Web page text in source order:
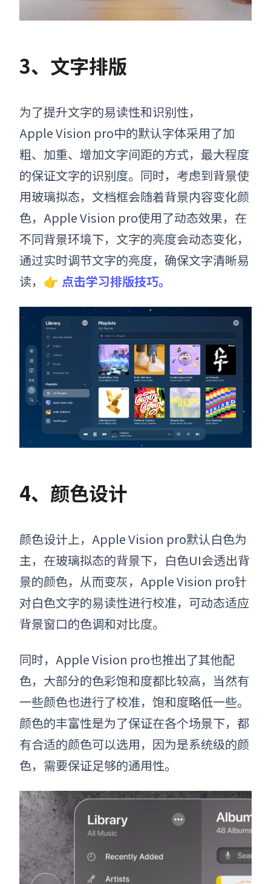
3、文字排版
为了提升文字的易读性和识别性，
Apple Vision pro中的默认字体采用了加
粗、加重、增加文字间距的方式，最大程度
的保证文字的识别度。同时，考虑到背景使
用玻璃拟态，文档框会随着背景内容变化颜
色， Apple Vision pro使用了动态效果，在
不同背景环境下，文字的亮度会动态变化，
通过实时调节文字的亮度，确保文字清晰易
读，👉 点击学习排版技巧。
4、颜色设计
颜色设计上， Apple Vision pro默认白色为
主，在玻璃拟态的背景下，白色UI会透出背
景的颜色，从而变灰， Apple Vision pro针
对白色文字的易读性进行校准，可动态适应
背景窗口的色调和对比度。
同时， Apple Vision pro也推出了其他配
色，大部分的色彩饱和度都比较高，当然有
一些颜色也进行了校准，饱和度略低一些。
颜色的丰富性是为了保证在各个场景下，都
有合适的颜色可以选用，因为是系统级的颜
色，需要保证足够的通用性。